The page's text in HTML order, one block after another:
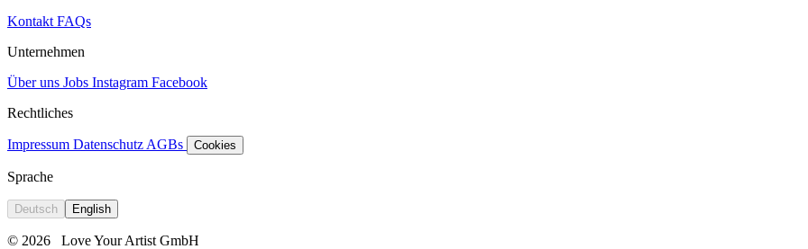
Kontakt FAQs
Unternehmen
Über uns Jobs Instagram Facebook
Rechtliches
Impressum Datenschutz AGBs Cookies
Sprache
Deutsch English
© 2026 Love Your Artist GmbH